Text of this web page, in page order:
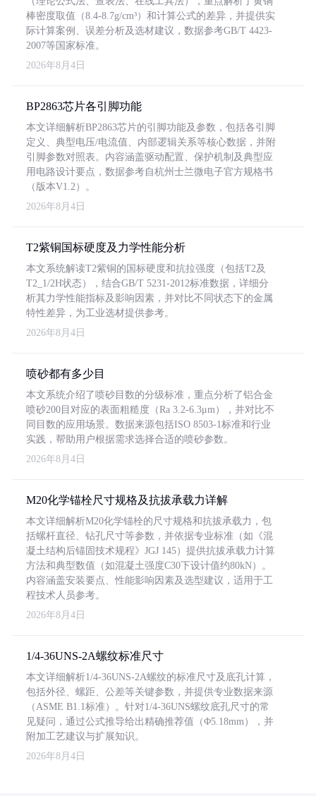
棒密度取值（8.4-8.7g/cm³）和计算公式的差异，并提供实
际计算案例、误差分析及选材建议，数据参考GB/T 4423-
2007等国家标准。
2026年8月4日
BP2863芯片各引脚功能
本文详细解析BP2863芯片的引脚功能及参数，包括各引脚
定义、典型电压/电流值、内部逻辑关系等核心数据，并附
引脚参数对照表。内容涵盖驱动配置、保护机制及典型应
用电路设计要点，数据参考自杭州士兰微电子官方规格书
（版本V1.2）。
2026年8月4日
T2紫铜国标硬度及力学性能分析
本文系统解读T2紫铜的国标硬度和抗拉强度（包括T2及
T2_1/2H状态），结合GB/T 5231-2012标准数据，详细分
析其力学性能指标及影响因素，并对比不同状态下的金属
特性差异，为工业选材提供参考。
2026年8月4日
喷砂都有多少目
本文系统介绍了喷砂目数的分级标准，重点分析了铝合金
喷砂200目对应的表面粗糙度（Ra 3.2-6.3μm），并对比不
同目数的应用场景。数据来源包括ISO 8503-1标准和行业
实践，帮助用户根据需求选择合适的喷砂参数。
2026年8月4日
M20化学锚栓尺寸规格及抗拔承载力详解
本文详细解析M20化学锚栓的尺寸规格和抗拔承载力，包
括螺杆直径、钻孔尺寸等参数，并依据专业标准（如《混
凝土结构后锚固技术规程》JGJ 145）提供抗拔承载力计算
方法和典型数值（如混凝土强度C30下设计值约80kN）。
内容涵盖安装要点、性能影响因素及选型建议，适用于工
程技术人员参考。
2026年8月4日
1/4-36UNS-2A螺纹标准尺寸
本文详细解析1/4-36UNS-2A螺纹的标准尺寸及底孔计算，
包括外径、螺距、公差等关键参数，并提供专业数据来源
（ASME B1.1标准）。针对1/4-36UNS螺纹底孔尺寸的常
见疑问，通过公式推导给出精确推荐值（Φ5.18mm），并
附加工艺建议与扩展知识。
2026年8月4日